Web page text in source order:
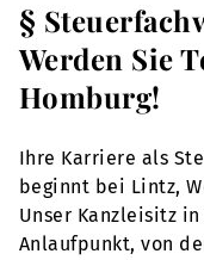
§
Werden Sie
Homburg!
Ihre Karriere als
beginnt bei Lintz,
Unser Kanzleisitz
Anlaufpunkt, von